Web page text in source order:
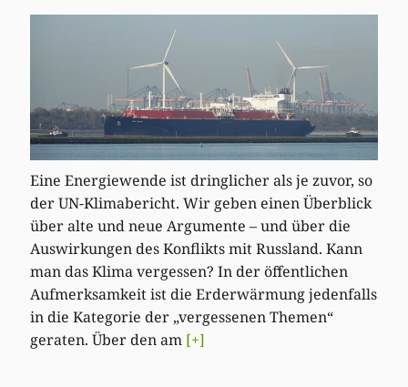
Eine Energiewende ist dringlicher als je zuvor, so
der UN-Klimabericht. Wir geben einen Überblick
über alte und neue Argumente – und über die
Auswirkungen des Konflikts mit Russland. Kann
man das Klima vergessen? In der öffentlichen
Aufmerksamkeit ist die Erderwärmung jedenfalls
in die Kategorie der „vergessenen Themen“
geraten. Über den am [+]